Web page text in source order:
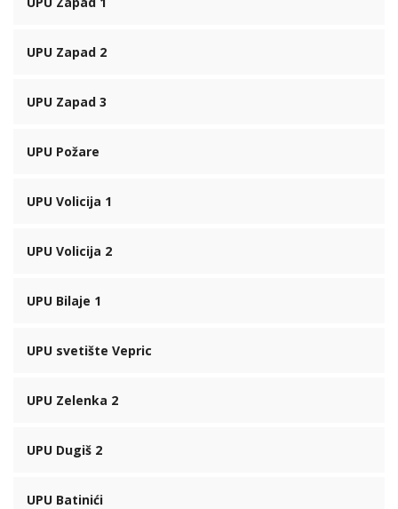
UPU Zapad 2
UPU Zapad 3
UPU Požare
UPU Volicija 1
UPU Volicija 2
UPU Bilaje 1
UPU svetište Vepric
UPU Zelenka 2
UPU Dugiš 2
UPU Batinići